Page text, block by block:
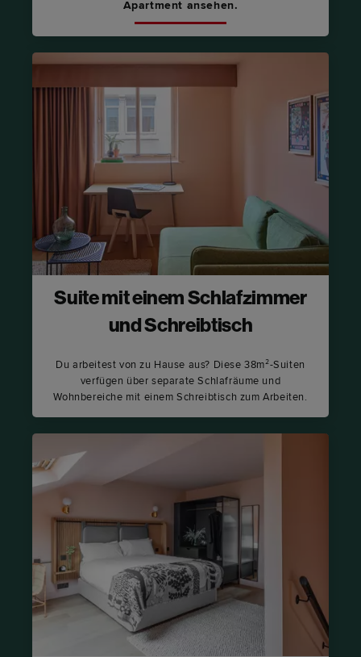
Apartment ansehen.
Suite mit einem Schlafzimmer
und Schreibtisch
Du arbeitest von zu Hause aus? Diese 38m²-Suiten
verfügen über separate Schlafräume und
Wohnbereiche mit einem Schreibtisch zum Arbeiten.